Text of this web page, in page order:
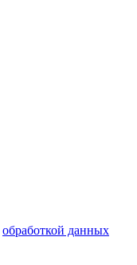
обработкой данных